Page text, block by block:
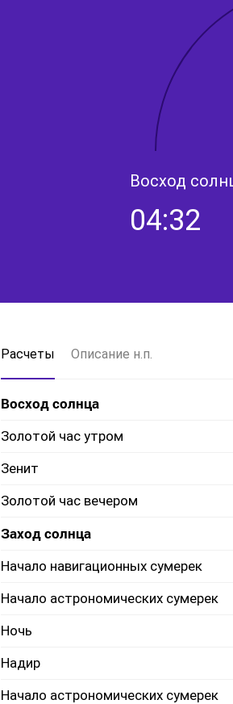
Восход
04:32
Расчеты Описание н.п.
Восход солнца
Золотой час утром
Зенит
Золотой час вечером
Заход солнца
Начало навигационных сумерек
Начало астрономических сумерек
Ночь
Надир
Начало астрономических сумерек